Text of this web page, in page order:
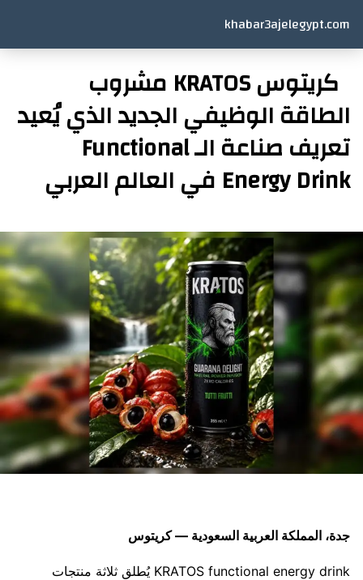
khabar3ajelegypt.com
كريتوس KRATOS مشروب
الطاقة الوظيفي الجديد الذي يُعيد
تعريف صناعة الـ Functional
Energy Drink في العالم العربي
جدة، المملكة العربية السعودية — كريتوس
KRATOS functional energy drink يُطلق ثلاثة منتجات